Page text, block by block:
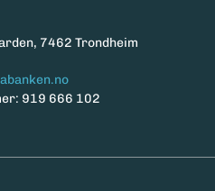
7462 Trondheim
919 666 102